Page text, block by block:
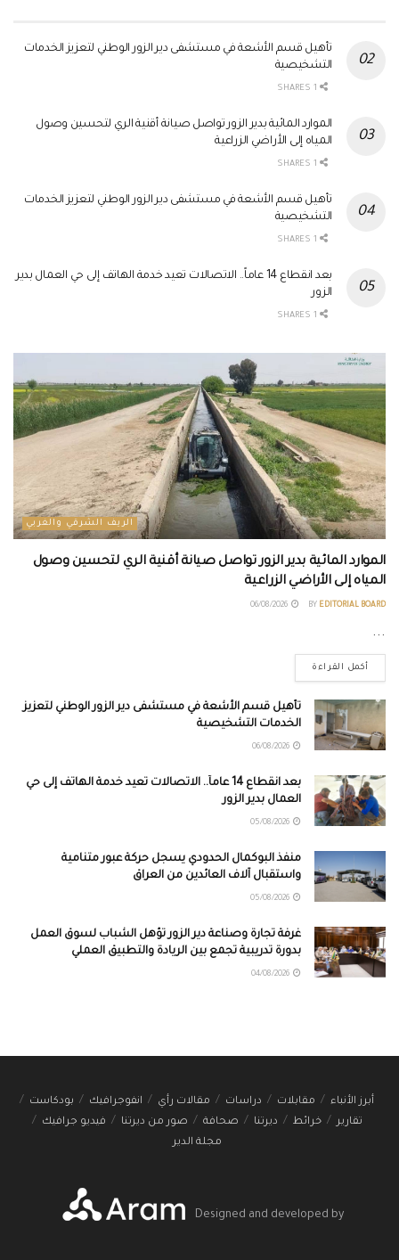
تأهيل قسم الأشعة في مستشفى دير الزور الوطني لتعزيز الخدمات
التشخيصية
الموارد المائية بدير الزور تواصل صيانة أقنية الري لتحسين وصول
المياه إلى الأراضي الزراعية
تأهيل قسم الأشعة في مستشفى دير الزور الوطني لتعزيز الخدمات
التشخيصية
بعد انقطاع 14 عاماً.. الاتصالات تعيد خدمة الهاتف إلى حي العمال بدير
الزور
الريف الشرقي والغربي
الموارد المائية بدير الزور تواصل صيانة أقنية الري لتحسين وصول
المياه إلى الأراضي الزراعية
BY EDITORIAL BOARD
...
أكمل القراءة
تأهيل قسم الأشعة في مستشفى دير الزور الوطني لتعزيز
الخدمات التشخيصية
بعد انقطاع 14 عاماً.. الاتصالات تعيد خدمة الهاتف إلى حي
العمال بدير الزور
منفذ البوكمال الحدودي يسجل حركة عبور متنامية
واستقبال آلاف العائدين من العراق
غرفة تجارة وصناعة دير الزور تؤهل الشباب لسوق العمل
بدورة تدريبية تجمع بين الريادة والتطبيق العملي
أبرز الأنباء مقابلات دراسات مقالات رأي انفوجرافيك
بودكاست
تقارير
خرائط ديرتنا صحافة صور من ديرتنا
فيديو جرافيك
مجلة الدير
Designed and developed by